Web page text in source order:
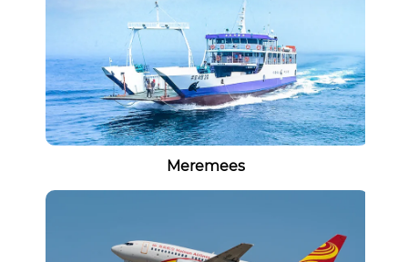
Meremees